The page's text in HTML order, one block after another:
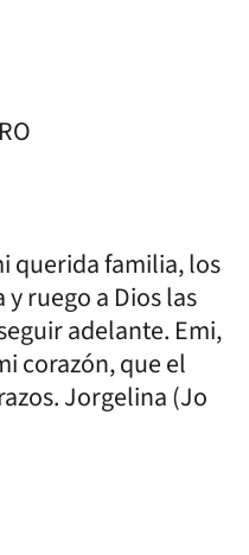
querida familia, los
ruego a Dios las
adelante. Emi,
corazón, que el
Jorgelina (Jo